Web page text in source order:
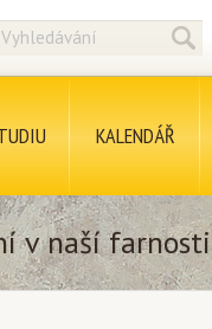
KALENDÁŘ
v naší farnosti